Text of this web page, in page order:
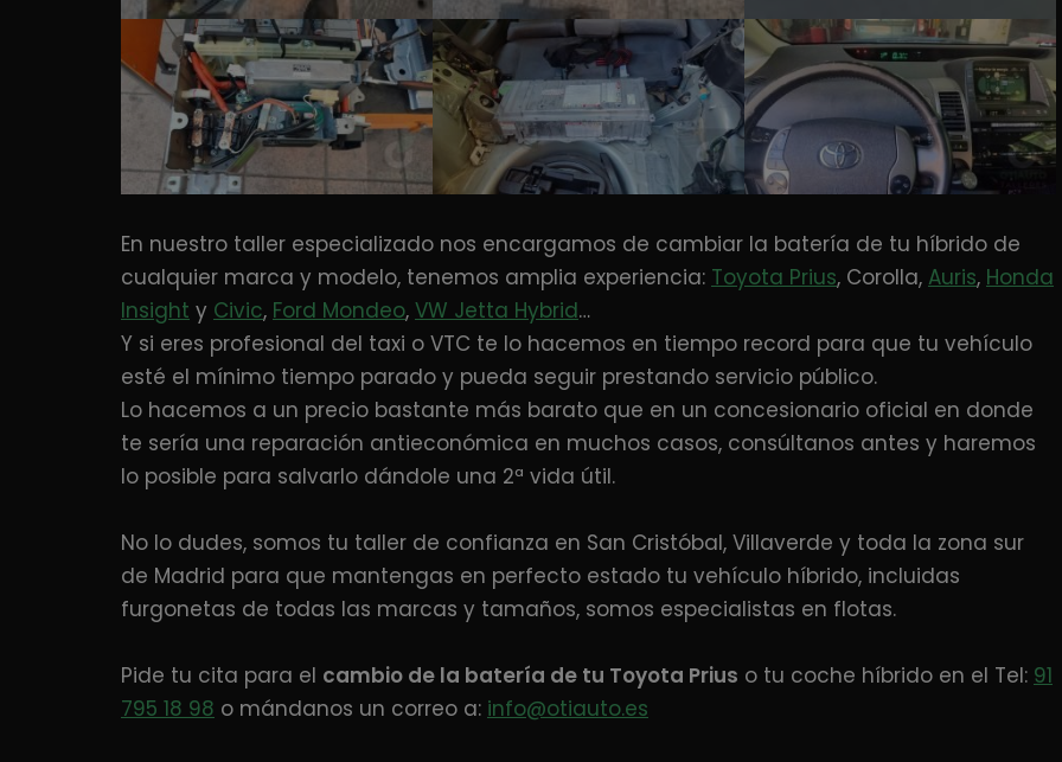
En nuestro taller especializado nos encargamos de cambiar la batería de tu híbrido de
cualquier marca y modelo, tenemos amplia experiencia: Toyota Prius, Corolla, Auris, Honda
Insight y Civic, Ford Mondeo, VW Jetta Hybrid…
Y si eres profesional del taxi o VTC te lo hacemos en tiempo record para que tu vehículo
esté el mínimo tiempo parado y pueda seguir prestando servicio público.
Lo hacemos a un precio bastante más barato que en un concesionario oficial en donde
te sería una reparación antieconómica en muchos casos, consúltanos antes y haremos
lo posible para salvarlo dándole una 2ª vida útil.
No lo dudes, somos tu taller de confianza en San Cristóbal, Villaverde y toda la zona sur
de Madrid para que mantengas en perfecto estado tu vehículo híbrido, incluidas
furgonetas de todas las marcas y tamaños, somos especialistas en flotas.
Pide tu cita para el cambio de la batería de tu Toyota Prius o tu coche híbrido en el Tel: 91
795 18 98 o mándanos un correo a: info@otiauto.es